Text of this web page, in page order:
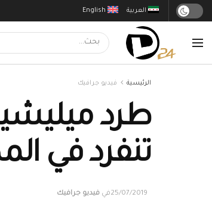
English العربية
الرئيسية فيديو جرافيك
طرد
تنفرد في
25/07/2019في فيديو جرافيك